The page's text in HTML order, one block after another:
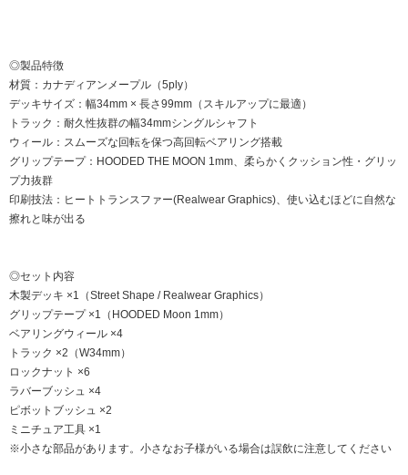
◎製品特徴
材質：カナディアンメープル（5ply）
デッキサイズ：幅34mm × 長さ99mm（スキルアップに最適）
トラック：耐久性抜群の幅34mmシングルシャフト
ウィール：スムーズな回転を保つ高回転ベアリング搭載
グリップテープ：HOODED THE MOON 1mm、柔らかくクッション性・グリッ
プ力抜群
印刷技法：ヒートトランスファー(Realwear Graphics)、使い込むほどに自然な
擦れと味が出る
◎セット内容
木製デッキ ×1（Street Shape / Realwear Graphics）
グリップテープ ×1（HOODED Moon 1mm）
ベアリングウィール ×4
トラック ×2（W34mm）
ロックナット ×6
ラバーブッシュ ×4
ピボットブッシュ ×2
ミニチュア工具 ×1
※小さな部品があります。小さなお子様がいる場合は誤飲に注意してください